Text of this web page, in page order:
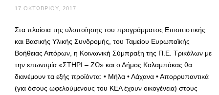
17 ΟΚΤΩΒΡΊΟΥ, 2017
Στα πλαίσια της υλοποίησης του προγράμματος Επισιτιστικής
και Βασικής Υλικής Συνδρομής, του Ταμείου Ευρωπαϊκής
Βοήθειας Απόρων, η Κοινωνική Σύμπραξη της Π.Ε. Τρικάλων με
την επωνυμία «ΣΤΗΡΙ – ΖΩ» και ο Δήμος Καλαμπάκας θα
διανέμουν τα εξής προϊόντα: • Μήλα • Λάχανα • Απορρυπαντικά
(για όσους ωφελούμενους του ΚΕΑ έχουν οικογένεια) στους